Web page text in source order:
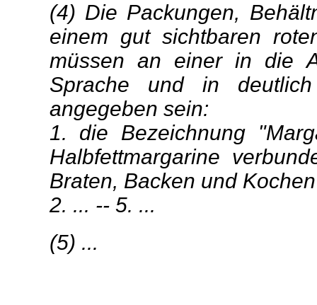
(4) Die Packungen,
einem gut sichtbaren
müssen an einer in die
Sprache und in
angegeben sein:
1. die Bezeichnung
Halbfettmargarine
Braten, Backen und
2. ... -- 5. ...
(5) ...